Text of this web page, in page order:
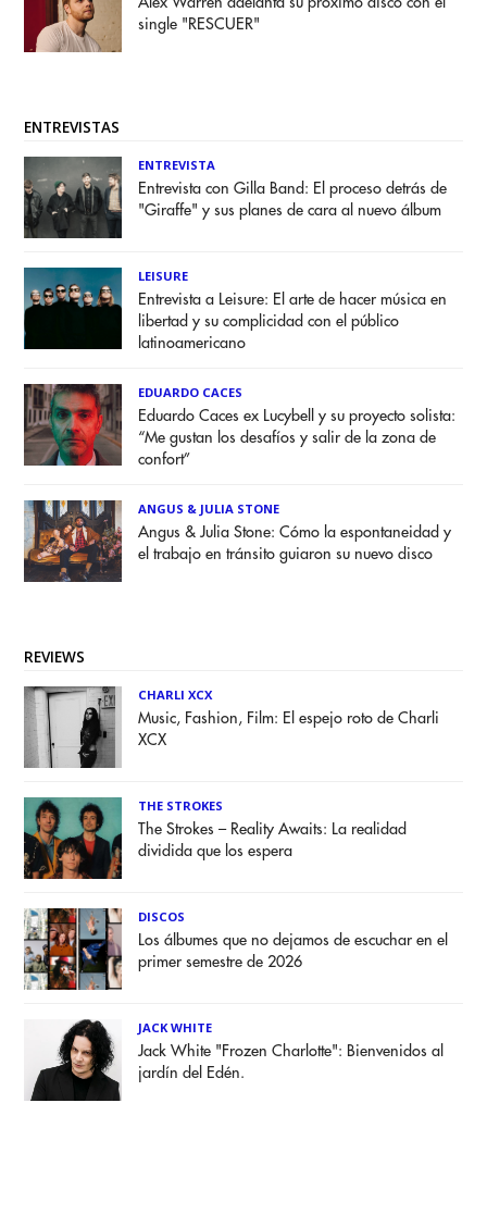
single "RESCUER"
ENTREVISTAS
ENTREVISTA
Entrevista con Gilla Band: El proceso detrás de
"Giraffe" y sus planes de cara al nuevo álbum
LEISURE
Entrevista a Leisure: El arte de hacer música en
libertad y su complicidad con el público
latinoamericano
EDUARDO CACES
Eduardo Caces ex Lucybell y su proyecto solista:
“Me gustan los desafíos y salir de la zona de
confort”
ANGUS & JULIA STONE
Angus & Julia Stone: Cómo la espontaneidad y
el trabajo en tránsito guiaron su nuevo disco
REVIEWS
CHARLI XCX
Music, Fashion, Film: El espejo roto de Charli
XCX
THE STROKES
The Strokes – Reality Awaits: La realidad
dividida que los espera
DISCOS
Los álbumes que no dejamos de escuchar en el
primer semestre de 2026
JACK WHITE
Jack White "Frozen Charlotte": Bienvenidos al
jardín del Edén.